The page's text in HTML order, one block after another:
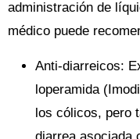
administración de
médico puede
Anti-diarreicos:
loperamida
los cólicos, pero